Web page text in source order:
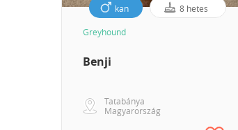
kan 8 hetes
Greyhound
Benji
Tatabánya
Magyarország